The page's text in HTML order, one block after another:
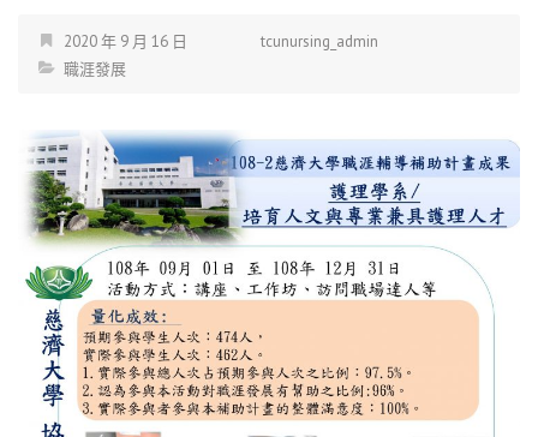
2020 年 9 月 16 日
tcunursing_admin
職涯發展